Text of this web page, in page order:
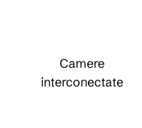
Camere
interconectate